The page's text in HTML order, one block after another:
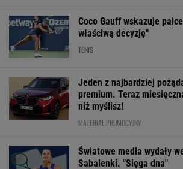
Coco Gauff wskazuje
właściwą decyzję"
TENIS
Jeden z najbardziej
premium. Teraz
niż myślisz!
MATERIAŁ PROMOCYJNY
Światowe media wydały
Sabalenki. "Sięga dna"